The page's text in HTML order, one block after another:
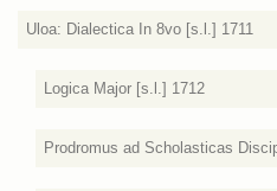
Uloa: Dialectica In 8vo [s.l.] 1711
Logica Major [s.l.] 1712
Prodromus ad Scholasticas